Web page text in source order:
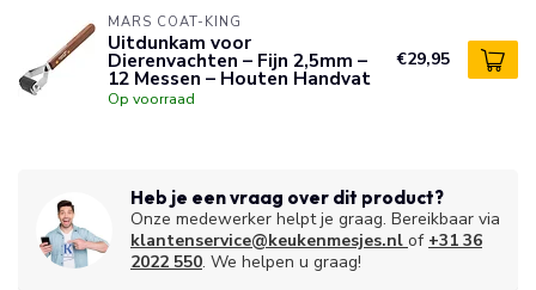
MARS COAT-KING
Uitdunkam voor
Dierenvachten – Fijn 2,5mm –
12 Messen – Houten Handvat
Op voorraad
€29,95
Heb je een vraag over dit product?
Onze medewerker helpt je graag. Bereikbaar via
klantenservice@keukenmesjes.nl of +31 36
2022 550. We helpen u graag!